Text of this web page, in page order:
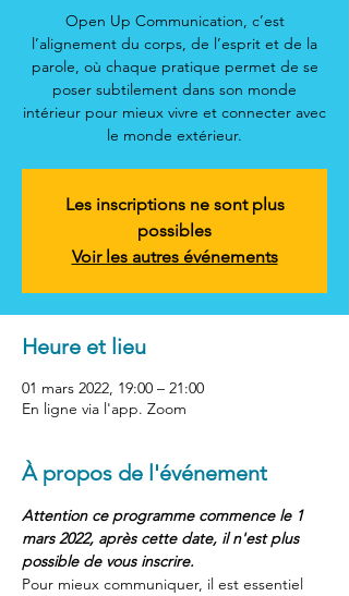
Open Up Communication, c’est
l’alignement du corps, de l’esprit et de la
parole, où chaque pratique permet de se
poser subtilement dans son monde
intérieur pour mieux vivre et connecter avec
le monde extérieur.
Les inscriptions ne sont plus
possibles
Voir les autres événements
Heure et lieu
01 mars 2022, 19:00 – 21:00
En ligne via l'app. Zoom
À propos de l'événement
Attention ce programme commence le 1
mars 2022, après cette date, il n'est plus
possible de vous inscrire.
Pour mieux communiquer, il est essentiel